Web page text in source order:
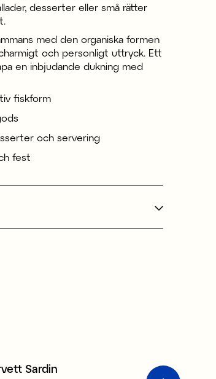
desserter eller små rätter
med den organiska formen
och personligt uttryck. Ett
en inbjudande dukning med
fiskform
och servering
fest
3 för 99 kr
Sardin Sale